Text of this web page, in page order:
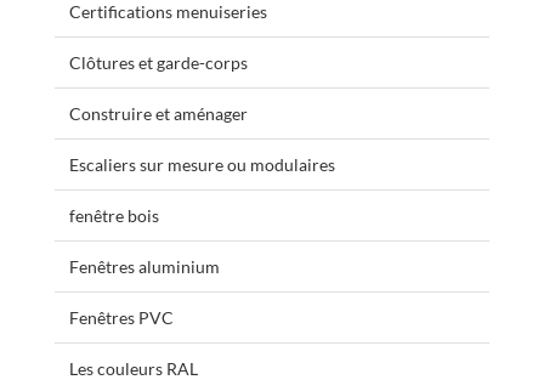
Certifications menuiseries
Clôtures et garde-corps
Construire et aménager
Escaliers sur mesure ou modulaires
fenêtre bois
Fenêtres aluminium
Fenêtres PVC
Les couleurs RAL